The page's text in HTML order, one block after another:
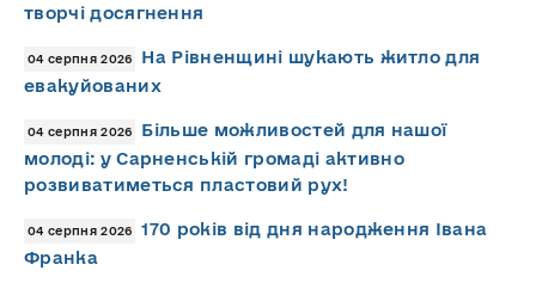
творчі досягнення
04 серпня 2026
На Рівненщині шукають житло для
евакуйованих
04 серпня 2026
Більше можливостей для нашої
молоді: у Сарненській громаді активно
розвиватиметься пластовий рух!
04 серпня 2026
170 років від дня народження Івана
Франка